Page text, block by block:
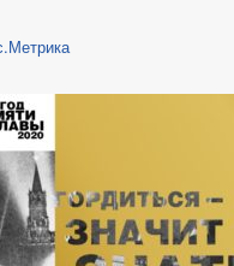
МЕРОПРИЯТИЙ ПО
РАССМОТРЕНИЯ ОБРАЩЕНИЙ